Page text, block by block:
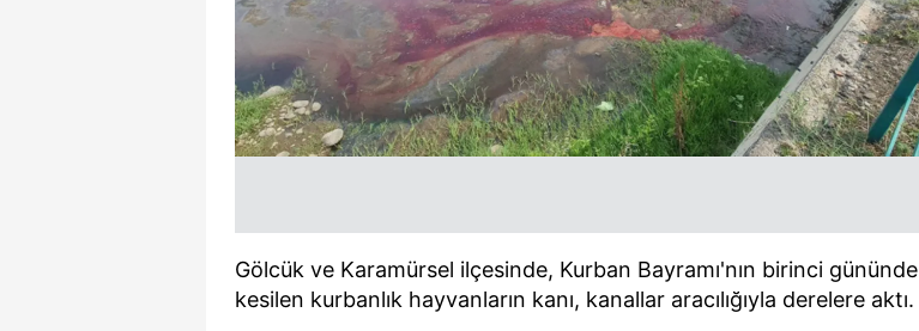
Gölcük ve Karamürsel ilçesinde, Kurban Bayramı'nın birinci gününde
kesilen kurbanlık hayvanların kanı, kanallar aracılığıyla derelere aktı.